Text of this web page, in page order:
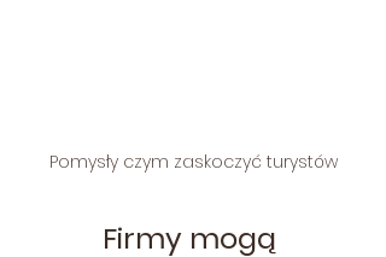
Pomysły czym zaskoczyć turystów
Firmy mogą